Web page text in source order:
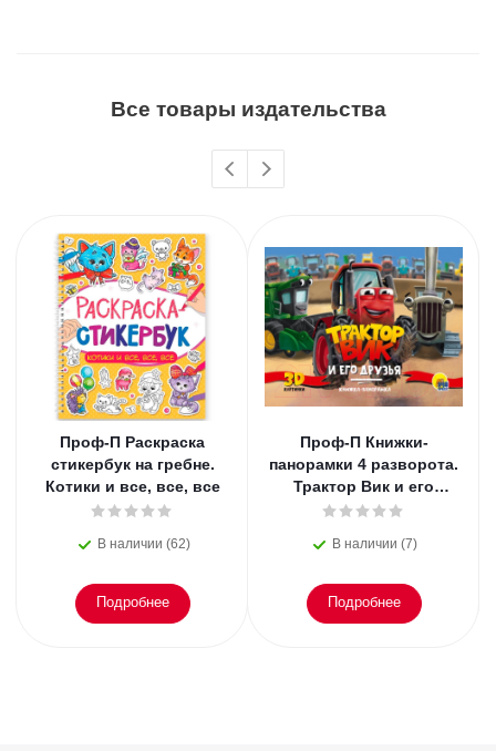
Все товары издательства
Проф-П Раскраска
стикербук на гребне.
Котики и все, все, все
В наличии (62)
Подробнее
Проф-П Книжки-
панорамки 4 разворота.
Трактор Вик и его
друзья
В наличии (7)
Подробнее